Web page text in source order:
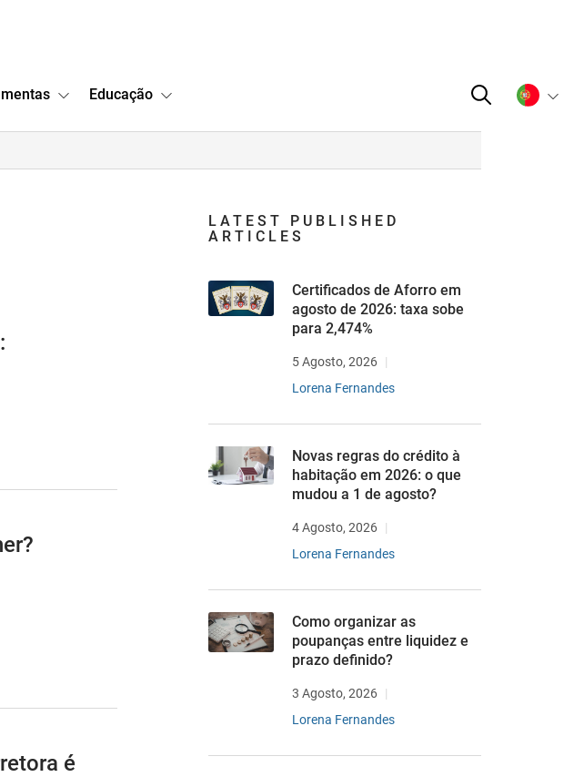
Educação
é
LATEST PUBLISHED
ARTICLES
Certificados de Aforro em
agosto de 2026: taxa sobe
para 2,474%
5 Agosto, 2026
Lorena Fernandes
Novas regras do crédito à
habitação em 2026: o que
mudou a 1 de agosto?
4 Agosto, 2026
Lorena Fernandes
Como organizar as
poupanças entre liquidez e
prazo definido?
3 Agosto, 2026
Lorena Fernandes